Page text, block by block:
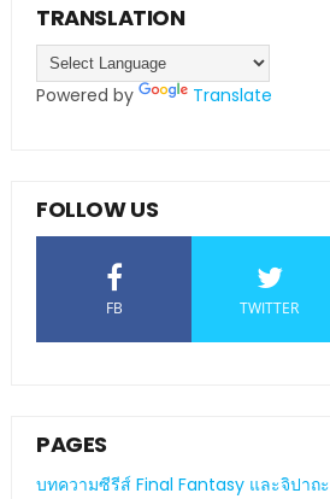
TRANSLATION
Powered by Translate
FOLLOW US
FB TWITTER
PAGES
บทความซีรีส์ Final Fantasy และจิปาถะ